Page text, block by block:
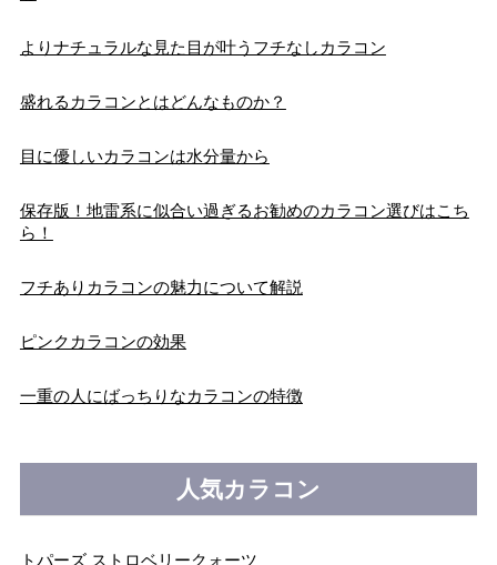
よりナチュラルな見た目が叶うフチなしカラコン
盛れるカラコンとはどんなものか？
目に優しいカラコンは水分量から
保存版！地雷系に似合い過ぎるお勧めのカラコン選びはこち
ら！
フチありカラコンの魅力について解説
ピンクカラコンの効果
一重の人にばっちりなカラコンの特徴
人気カラコン
トパーズ ストロベリークォーツ